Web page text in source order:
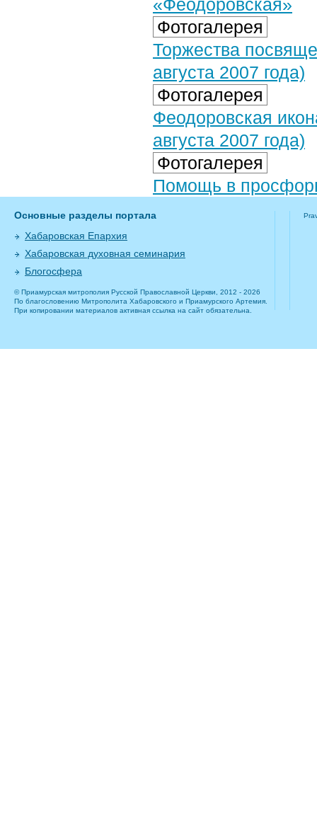
«Феодоровская»
Фотогалерея
Торжества
августа 2007 года)
Фотогалерея
Феодоровская
августа 2007 года)
Фотогалерея
Помощь в
Основные разделы портала
Хабаровская Епархия
Хабаровская духовная семинария
Блогосфера
© Приамурская митрополия Русской Православной Церкви, 2012 - 2026
По благословению Митрополита Хабаровского и Приамурского Артемия.
При копировании материалов активная ссылка на сайт обязательна.